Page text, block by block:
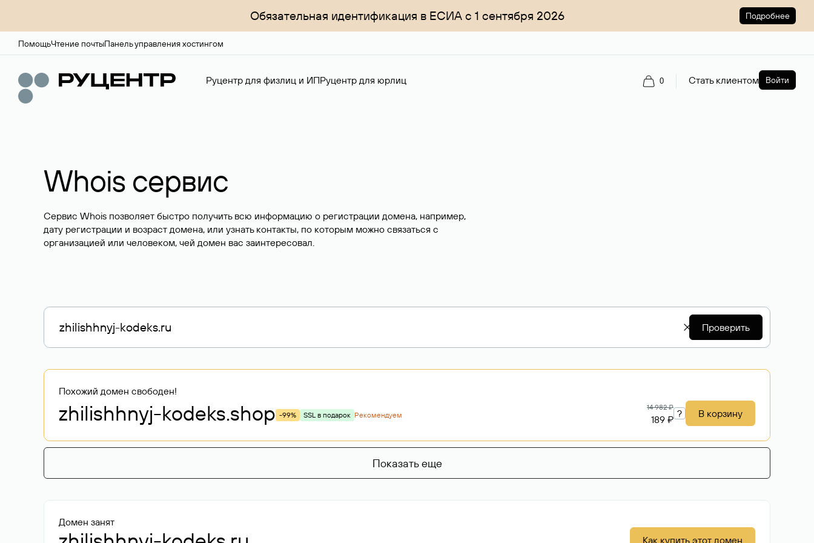
Обязательная идентификация в ЕСИА с 1 сентября 2026 Подробнее
ПомощьЧтение почтыПанель управления хостингом
Руцентр для физлиц и ИПРуцентр для юрлиц 0 Стать клиентом Войти
Whois сервис
Сервис Whois позволяет быстро получить всю информацию о регистрации домена, например,
дату регистрации и возраст домена, или узнать контакты, по которым можно связаться с
организацией или человеком, чей домен вас заинтересовал.
Проверить
Похожий домен свободен!
zhilishhnyj-kodeks.shop -99% SSL в подарок Рекомендуем
14 982 ₽
189 ₽ ? В корзину
Показать еще
Домен занят
Как купить этот домен